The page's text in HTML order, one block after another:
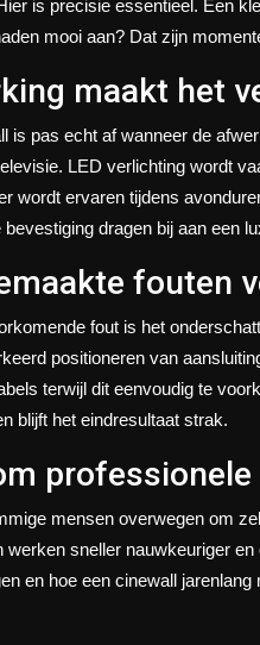
is precisie essentieel. Een
mooi aan? Dat zijn
maakt het
is pas echt af wanneer de
LED verlichting wordt
wordt ervaren tijdens
dragen bij aan een
fouten
fout is het
positioneren van
terwijl dit eenvoudig te
blijft het eindresultaat strak.
mensen overwegen om
werken sneller nauwkeuriger
en hoe een cinewall